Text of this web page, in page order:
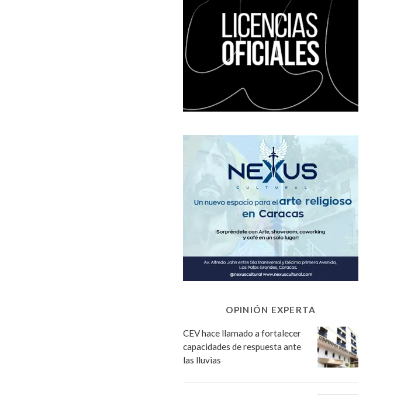
OPINIÓN EXPERTA
CEV hace llamado a fortalecer
capacidades de respuesta ante
las lluvias